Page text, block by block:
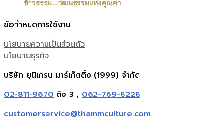
ข้อกำหนดการใช้งาน
นโยบายความเป็นส่วนตัว
นโยบายธุรกิจ
บริษัท ยูนิเกรน มาร์เก็ตติ้ง (1999) จำกัด
02-811-9670 ถึง 3 , 062-769-8228
customerservice@thammculture.com